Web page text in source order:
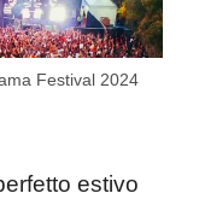
Festival 2024
estivo